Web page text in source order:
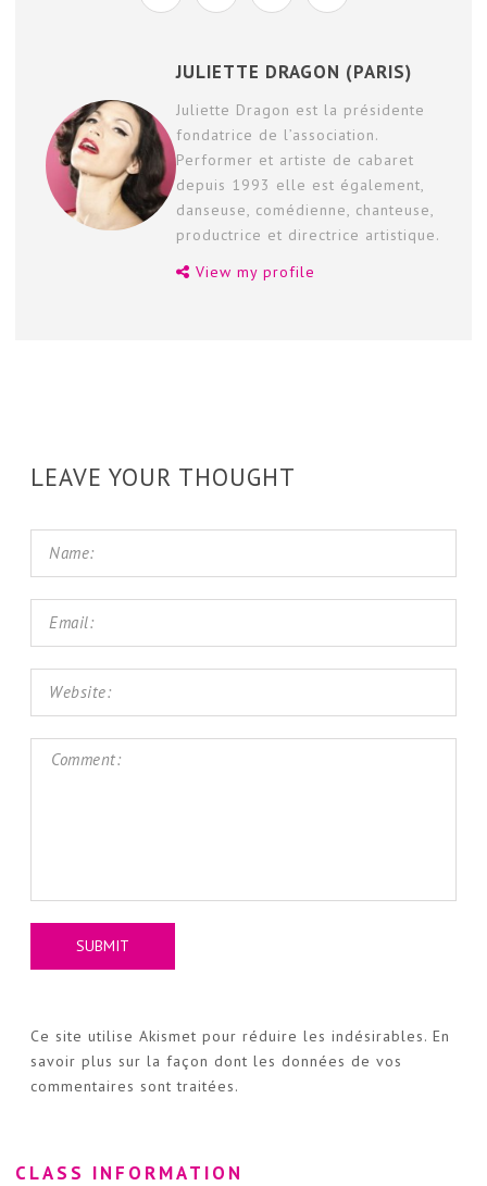
JULIETTE DRAGON (PARIS)
Juliette Dragon est la présidente
fondatrice de l’association.
Performer et artiste de cabaret
depuis 1993 elle est également,
danseuse, comédienne, chanteuse,
productrice et directrice artistique.
View my profile
LEAVE YOUR THOUGHT
Ce site utilise Akismet pour réduire les indésirables. En
savoir plus sur la façon dont les données de vos
commentaires sont traitées.
CLASS INFORMATION